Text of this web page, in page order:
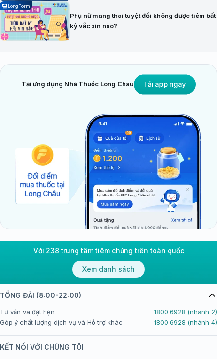
LongForm
Phụ nữ mang thai tuyệt đối không được tiêm bất
kỳ vắc xin nào?
Tải ứng dụng Nhà Thuốc Long Châu
Với 238 trung tâm tiêm chủng trên toàn quốc
Xem danh sách
TỔNG ĐÀI (8:00-22:00)
Tư vấn và đặt hẹn
1800 6928 (nhánh 2)
Góp ý chất lượng dịch vụ và Hỗ trợ khác
1800 6928 (nhánh 4)
KẾT NỐI VỚI CHÚNG TÔI